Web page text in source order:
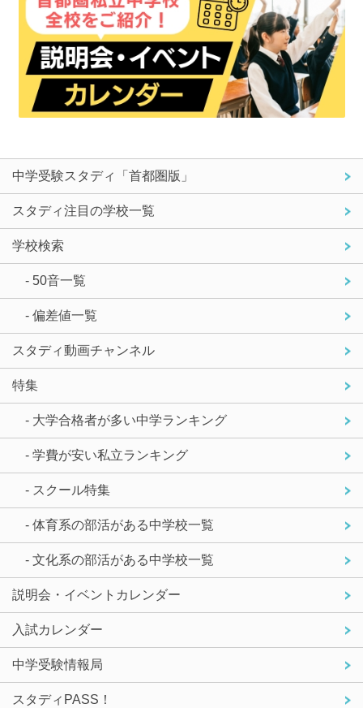
中学受験スタディ「首都圏版」
スタディ注目の学校一覧
学校検索
- 50音一覧
- 偏差値一覧
スタディ動画チャンネル
特集
- 大学合格者が多い中学ランキング
- 学費が安い私立ランキング
- スクール特集
- 体育系の部活がある中学校一覧
- 文化系の部活がある中学校一覧
説明会・イベントカレンダー
入試カレンダー
中学受験情報局
スタディPASS！